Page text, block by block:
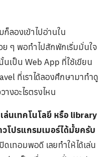
ลองเข้าไปอ่านใน
ย ๆ พอทำไปสักพักเริ่มมั่นใจ
เป็น Web App ที่ใช้เขียน
ที่เราได้ลองศึกษามาทำดู
งอะไรตรงไหน
ล่นเทคโนโลยี หรือ library
วโปรแกรมเมอร์ได้มั้ยครับ
เทอมพอดี เลยทำให้ได้เล่น